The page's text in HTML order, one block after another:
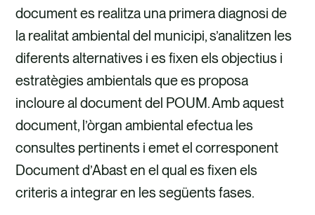
document es realitza una primera diagnosi de
la realitat ambiental del municipi, s’analitzen les
diferents alternatives i es fixen els objectius i
estratègies ambientals que es proposa
incloure al document del POUM. Amb aquest
document, l’òrgan ambiental efectua les
consultes pertinents i emet el corresponent
Document d’Abast en el qual es fixen els
criteris a integrar en les següents fases.